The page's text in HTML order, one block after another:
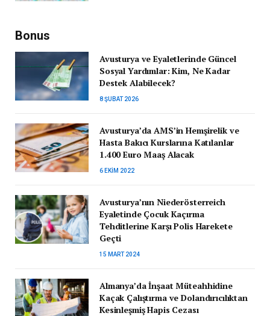
Bonus
Avusturya ve Eyaletlerinde Güncel
Sosyal Yardımlar: Kim, Ne Kadar
Destek Alabilecek?
8 ŞUBAT 2026
Avusturya’da AMS’in Hemşirelik ve
Hasta Bakıcı Kurslarına Katılanlar
1.400 Euro Maaş Alacak
6 EKIM 2022
Avusturya’nın Niederösterreich
Eyaletinde Çocuk Kaçırma
Tehditlerine Karşı Polis Harekete
Geçti
15 MART 2024
Almanya’da İnşaat Müteahhidine
Kaçak Çalıştırma ve Dolandırıcılıktan
Kesinleşmiş Hapis Cezası